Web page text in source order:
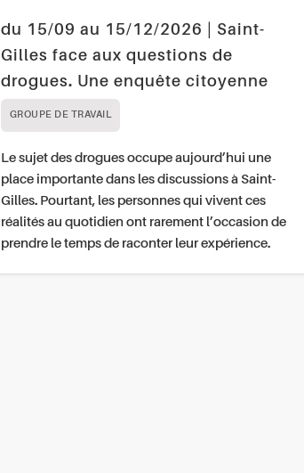
du 15/09 au 15/12/2026 | Saint-
Gilles face aux questions de
drogues. Une enquête citoyenne
GROUPE DE TRAVAIL
Le sujet des drogues occupe aujourd’hui une
place importante dans les discussions à Saint-
Gilles. Pourtant, les personnes qui vivent ces
réalités au quotidien ont rarement l’occasion de
prendre le temps de raconter leur expérience.